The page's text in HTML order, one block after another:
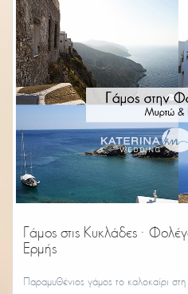
Γάμος στις Κυκλάδες ·
Ερμής
Παραμυθένιος γάμος το καλοκαίρι